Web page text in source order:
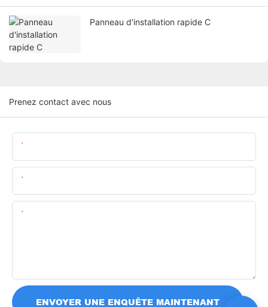
Panneau d'installation rapide C
Prenez contact avec nous
ENVOYER UNE ENQUÊTE MAINTENANT